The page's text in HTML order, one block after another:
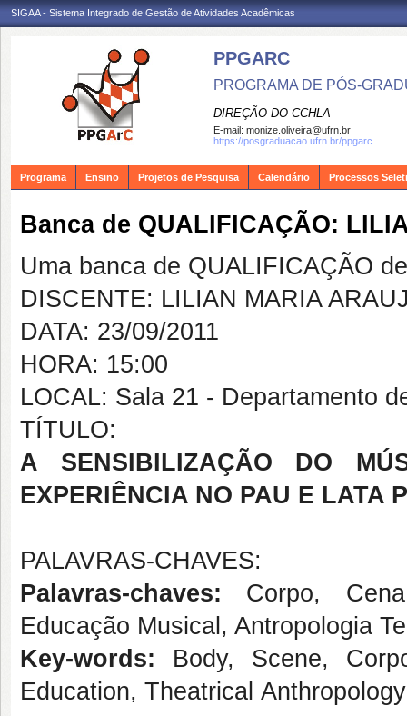
SIGAA - Sistema Integrado de Gestão de Atividades Acadêmicas
PPGARC
PROGRAMA DE PÓS-
DIREÇÃO DO CCHLA
E-mail: monize.oliveira@ufrn.br
https://posgraduacao.ufrn.br/ppgarc
Programa Ensino Projetos de Pesquisa Calendário Processos
Banca de QUALIFICAÇÃO:
Uma banca de QUALIFICAÇÃO
DISCENTE: LILIAN MARIA
DATA: 23/09/2011
HORA: 15:00
LOCAL: Sala 21 - Departamento
TÍTULO:
A SENSIBILIZAÇÃO DO
EXPERIÊNCIA NO PAU E LATA
PALAVRAS-CHAVES:
Palavras-chaves: Corpo,
Educação Musical, Antropologia
Key-words: Body, Scene,
Education, Theatrical Anthropology